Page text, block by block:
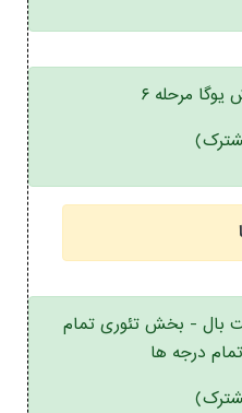
مرحله ۶
بال - بخش تئوری تمام
درجه ها